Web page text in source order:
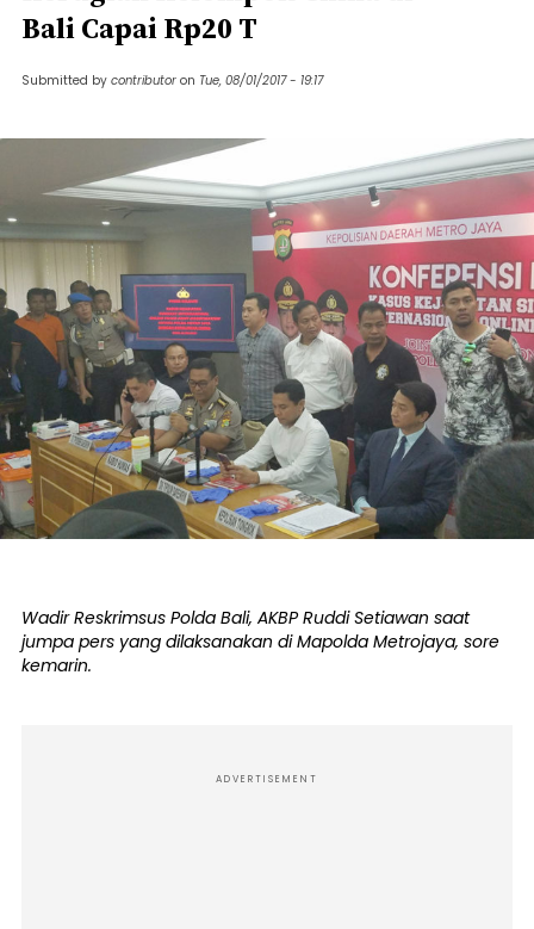
Bali Capai Rp20 T
Submitted by contributor on Tue, 08/01/2017 - 19:17
Wadir Reskrimsus Polda Bali, AKBP Ruddi Setiawan saat
jumpa pers yang dilaksanakan di Mapolda Metrojaya, sore
kemarin.
ADVERTISEMENT